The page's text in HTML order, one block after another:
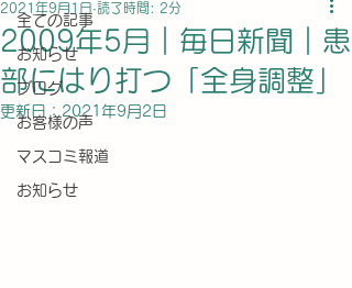
全ての記事
お知らせ
ブログ
お客様の声
マスコミ報道
お知らせ
2009年5月｜毎日新聞｜患
部にはり打つ「全身調整」
2021年9月1日 読了時間: 2分
更新日： 2021年9月2日